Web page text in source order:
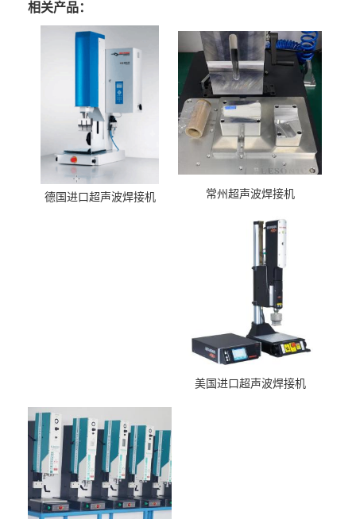
相关产品：
德国进口超声波焊接机 常州超声波焊接机
美国进口超声波焊接机